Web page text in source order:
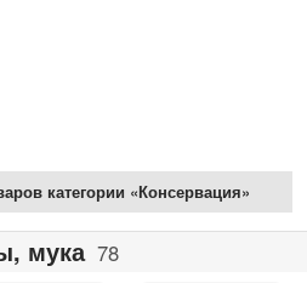
категории «Консервация»
мука 78